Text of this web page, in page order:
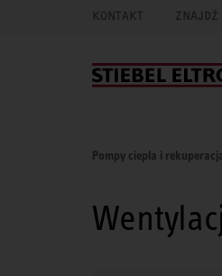
KONTAKT ZNAJDŹ
Pompy ciepła i